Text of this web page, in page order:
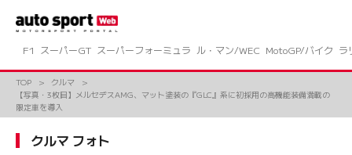
ツ
F1 スーパーGT スーパーフォーミュラ ル・マン/WEC MotoGP/バイク ラ
TOP
クルマ
【写真・3枚目】メルセデスAMG、マット塗装の『GLC』系に初採用の高機能装備満載の
限定車を導入
クルマ フォト